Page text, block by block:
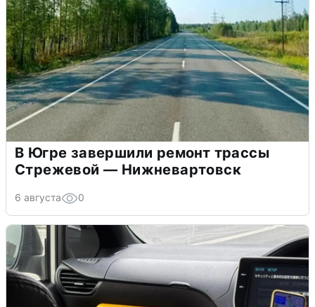
В Югре завершили ремонт трассы
Стрежевой — Нижневартовск
6 августа 0